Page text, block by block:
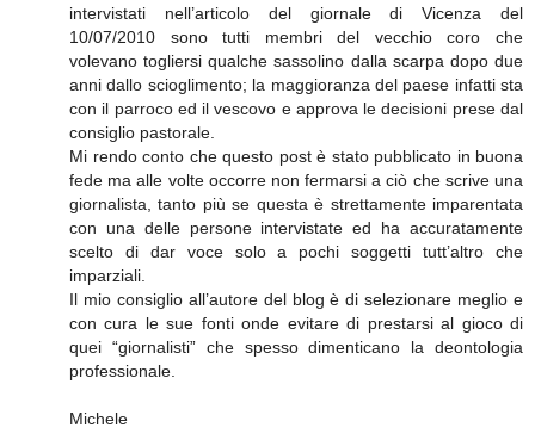
intervistati nell’articolo del giornale di Vicenza del
10/07/2010 sono tutti membri del vecchio coro che
volevano togliersi qualche sassolino dalla scarpa dopo due
anni dallo scioglimento; la maggioranza del paese infatti sta
con il parroco ed il vescovo e approva le decisioni prese dal
consiglio pastorale.
Mi rendo conto che questo post è stato pubblicato in buona
fede ma alle volte occorre non fermarsi a ciò che scrive una
giornalista, tanto più se questa è strettamente imparentata
con una delle persone intervistate ed ha accuratamente
scelto di dar voce solo a pochi soggetti tutt’altro che
imparziali.
Il mio consiglio all’autore del blog è di selezionare meglio e
con cura le sue fonti onde evitare di prestarsi al gioco di
quei “giornalisti” che spesso dimenticano la deontologia
professionale.
Michele